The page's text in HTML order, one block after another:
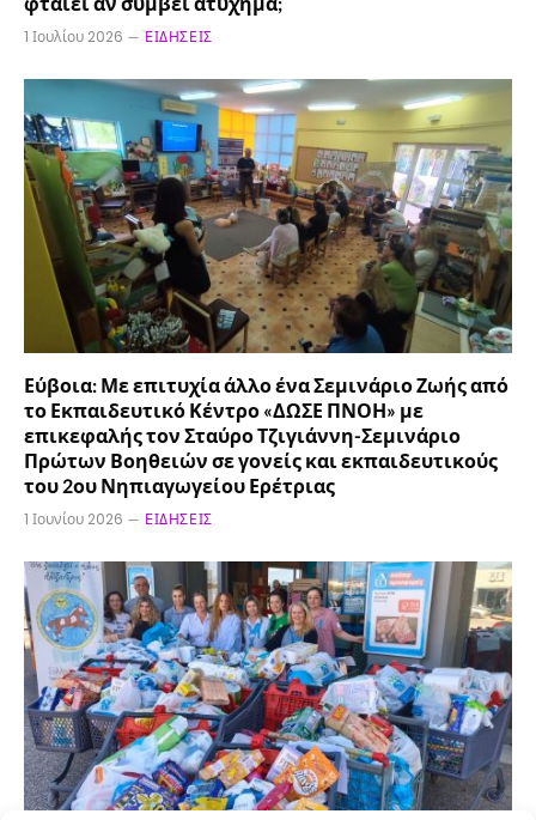
1 Ιουλίου 2026 ΕΙΔΉΣΕΙΣ
Εύβοια: Με επιτυχία άλλο ένα Σεμινάριο Ζωής από
το Εκπαιδευτικό Κέντρο «ΔΩΣΕ ΠΝΟΗ» με
επικεφαλής τον Σταύρο Τζιγιάννη-Σεμινάριο
Πρώτων Βοηθειών σε γονείς και εκπαιδευτικούς
του 2ου Νηπιαγωγείου Ερέτριας
1 Ιουνίου 2026 ΕΙΔΉΣΕΙΣ